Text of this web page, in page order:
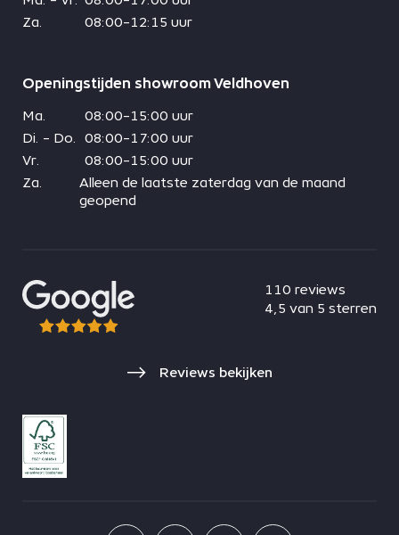
Za.
08:00-12:15 uur
Openingstijden showroom Veldhoven
Ma.
08:00-15:00 uur
Di. - Do.
08:00-17:00 uur
Vr.
08:00-15:00 uur
Za.
Alleen de laatste zaterdag van de maand
geopend
110 reviews
4,5 van 5 sterren
Reviews bekijken